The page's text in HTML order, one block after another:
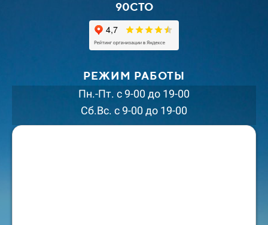
90СТО
РЕЖИМ РАБОТЫ
Пн.-Пт. с 9-00 до 19-00
Сб.Вс. с 9-00 до 19-00